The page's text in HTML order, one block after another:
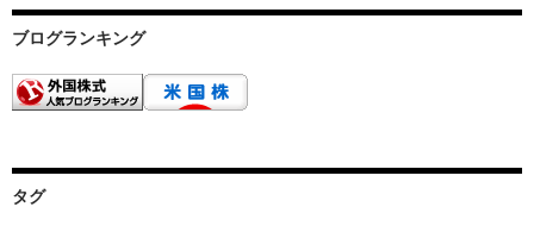
ブログランキング
タグ